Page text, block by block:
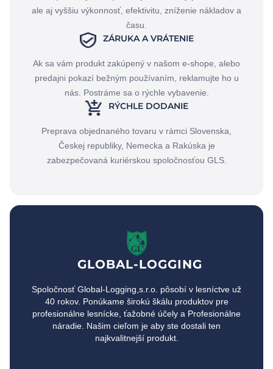
ale aj vyššiu výkonnosť, efektivitu, zníženie nákladov a
času.
ZÁRUKA A VRÁTENIE
Ak sa vám produkt zakúpený v našom e-shope, alebo
predajni pokazí bežným používaním, reklamujte ho u
nás. Postráme sa o rýchle vybavenie.
RÝCHLE DODANIE
Preprava objednaného tovaru v rámci Slovenska,
Českej republiky, Nemecka a Rakúska je
zabezpečovaná kuriérskou spoločnosťou GLS.
GLOBAL-LOGGING
Spoločnosť Global-Logging,s.r.o. pôsobí v lesníctve už
40 rokov. Ponúkame širokú škálu produktov pre
profesionálne lesnícke, ťažobné účely a Profesionálne
náradie. Našim cieľom je aby ste dostali ten
najkvalitnejší produkt.